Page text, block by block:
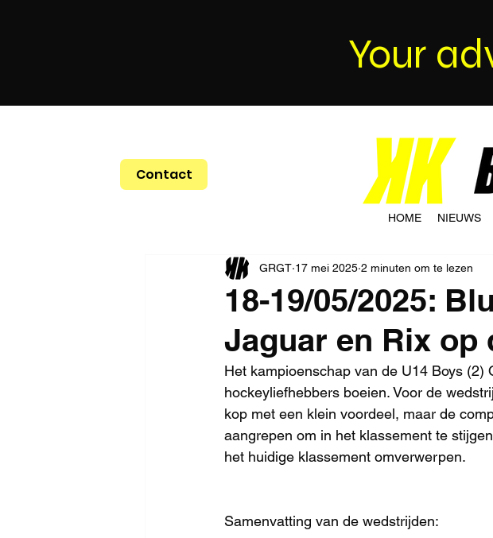
Your
Contact
HOME NIEUWS
18-19/05/2025:
Jaguar en Rix op
GRGT 17 mei 2025 2 minuten om te lezen
Het kampioenschap van de U14 Boys (2)
hockeyliefhebbers boeien. Voor de
kop met een klein voordeel, maar de
aangrepen om in het klassement te
het huidige klassement omverwerpen.
Samenvatting van de wedstrijden: